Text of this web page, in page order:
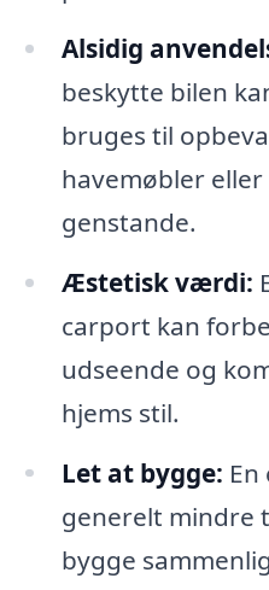
Alsidig
beskytte bilen
bruges til
havemøbler
genstande.
Æstetisk værdi:
carport kan
udseende og
hjems stil.
Let at bygge:
generelt mindre
bygge